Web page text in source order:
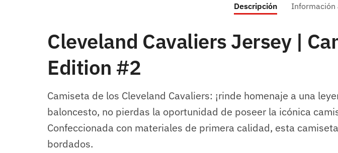
Descripción Información
Cleveland Cavaliers Jersey |
Edition #2
Camiseta de los Cleveland Cavaliers: ¡rinde homenaje a una
baloncesto, no pierdas la oportunidad de poseer la icónica
Confeccionada con materiales de primera calidad, esta
bordados.